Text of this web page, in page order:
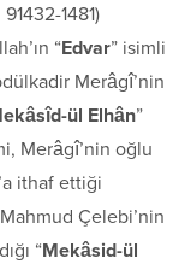
1481)
“Edvar” isimli
Merâgî’nin
ül Elhân”
Merâgî’nin oğlu
ithaf ettiği
Çelebi’nin
“Mekâsid-ül